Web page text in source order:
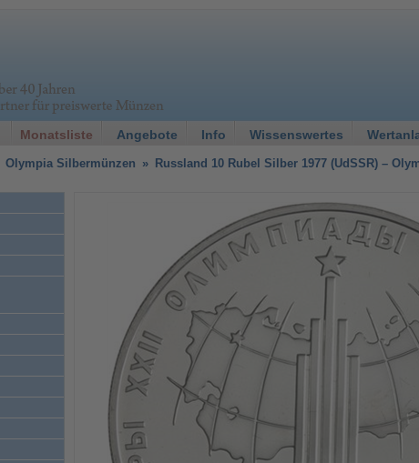
Monatsliste Angebote Info Wissenswertes
Olympia Silbermünzen » Russland 10 Rubel Silber 1977 (UdSSR) –